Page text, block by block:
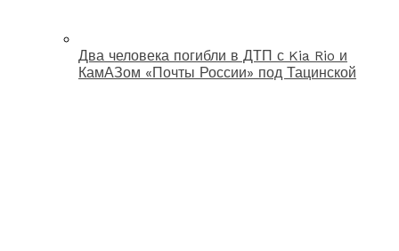
Два человека погибли в ДТП с Kia Rio и
КамАЗом «Почты России» под Тацинской